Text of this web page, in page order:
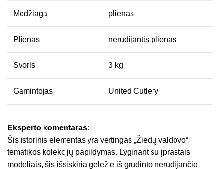
Medžiaga plienas
Plienas nerūdijantis plienas
Svoris 3 kg
Gamintojas United Cutlery
Eksperto komentaras:
Šis istorinis elementas yra vertingas „Žiedų valdovo“
tematikos kolekcijų papildymas. Lyginant su įprastais
modeliais, šis išsiskiria geležte iš grūdinto nerūdijančio